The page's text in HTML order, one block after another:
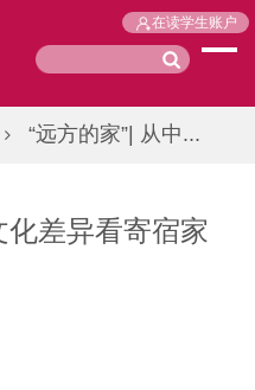
在读学生账户
“远方的家”| 从中...
化差异看寄宿家